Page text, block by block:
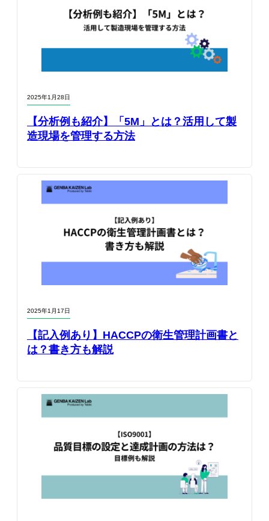
2025年1月28日
【分析例も紹介】「5M」とは？活用して製
造現場を管理する方法
2025年1月17日
【記入例あり】HACCPの衛生管理計画書と
は？書き方も解説